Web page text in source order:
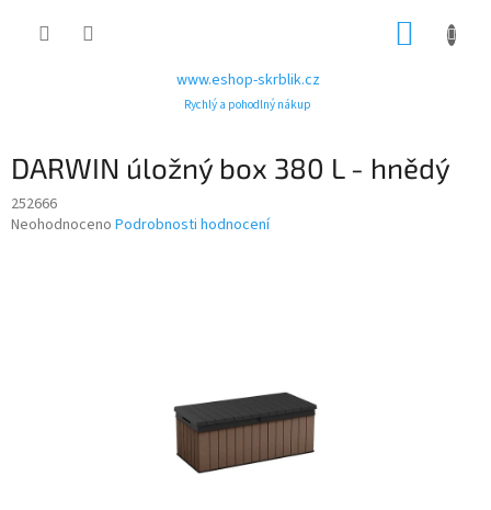
www.eshop-skrblik.cz
Rychlý a pohodlný nákup
DARWIN úložný box 380 L - hnědý
252666
Průměrné
Neohodnoceno Podrobnosti hodnocení